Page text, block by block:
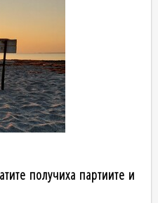
получиха партиите и